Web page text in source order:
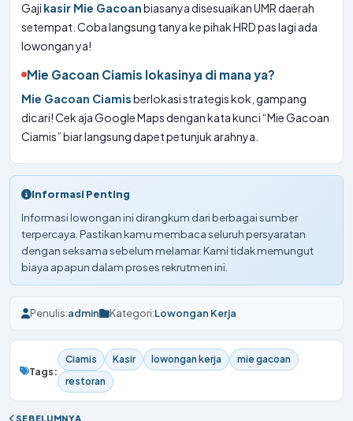
Gaji kasir Mie Gacoanbiasanya disesuaikan UMR daerah
setempat. Coba langsung tanya ke pihak HRD pas lagi ada
lowongan ya!
Mie Gacoan Ciamis lokasinya di mana ya?
Mie Gacoan Ciamisberlokasi strategis kok, gampang
dicari! Cek aja Google Maps dengan kata kunci “Mie Gacoan
Ciamis” biar langsung dapet petunjuk arahnya.
Informasi Penting
Informasi lowongan ini dirangkum dari berbagai sumber
terpercaya. Pastikan kamu membaca seluruh persyaratan
dengan seksama sebelum melamar. Kami tidak memungut
biaya apapun dalam proses rekrutmen ini.
Penulis:admin Kategori:Lowongan Kerja
Tags:
Ciamis Kasir lowongan kerja
mie gacoan
restoran
SEBELUMNYA